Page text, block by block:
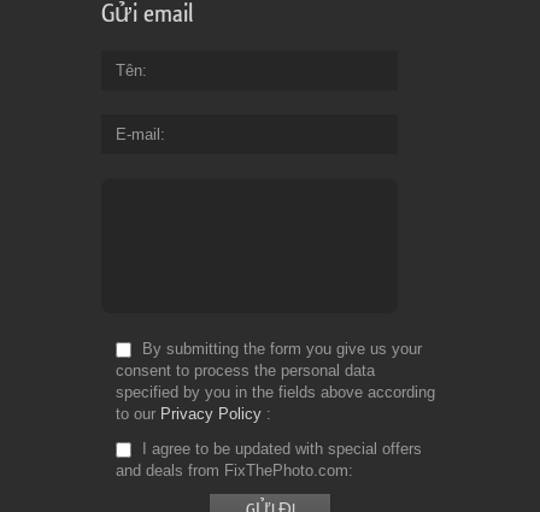
Gửi email
Tên
E-mail
By submitting the form you give us your
consent to process the personal data
specified by you in the fields above according
to our Privacy Policy
I agree to be updated with special offers
and deals from FixThePhoto.com